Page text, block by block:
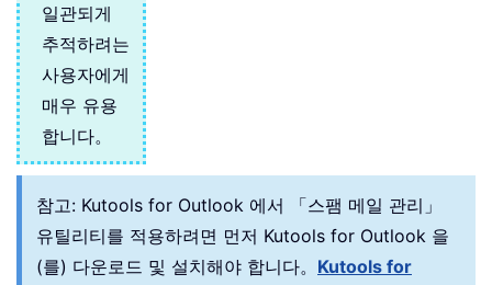
일관되게
추적하려는
사용자에게
매우 유용
합니다。
참고: Kutools for Outlook 에서 「스팸 메일 관리」
유틸리티를 적용하려면 먼저 Kutools for Outlook 을
(를) 다운로드 및 설치해야 합니다。 Kutools for